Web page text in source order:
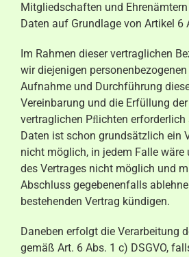
Mitgliedschaften und
Daten auf Grundlage von Artikel 6
Im Rahmen dieser vertraglichen
wir diejenigen
Aufnahme und Durchführung
Vereinbarung und die Erfüllung
vertraglichen Pﬂichten erforderlich
Daten ist schon grundsätzlich ein
nicht möglich, in jedem Falle wäre
des Vertrages nicht möglich und
Abschluss gegebenenfalls
bestehenden Vertrag kündigen.
Daneben erfolgt die Verarbeitung
gemäß Art. 6 Abs. 1 c) DSGVO,